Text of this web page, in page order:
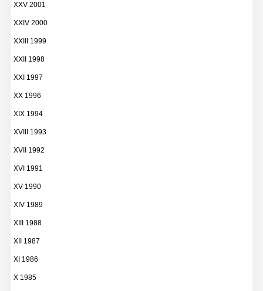
XXV 2001
XXIV 2000
XXIII 1999
XXII 1998
XXI 1997
XX 1996
XIX 1994
XVIII 1993
XVII 1992
XVI 1991
XV 1990
XIV 1989
XIII 1988
XII 1987
XI 1986
X 1985